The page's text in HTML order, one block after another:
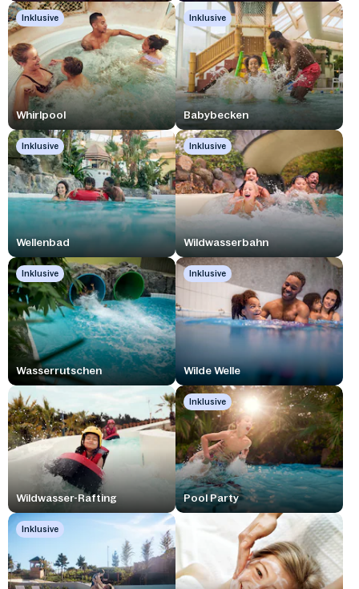
Inklusive
Whirlpool
Inklusive
Babybecken
Inklusive
Wellenbad
Inklusive
Wildwasserbahn
Inklusive
Wasserrutschen
Inklusive
Wilde Welle
Wildwasser-Rafting
Inklusive
Pool Party
Inklusive